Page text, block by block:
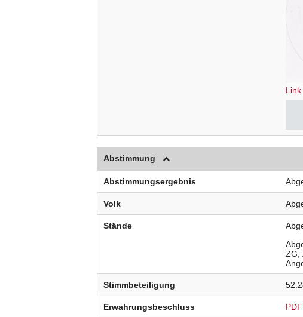
Abstimmung
Abstimmungsergebnis
Volk
Stände
ZG
Stimmbeteiligung
Erwahrungsbeschluss PDF